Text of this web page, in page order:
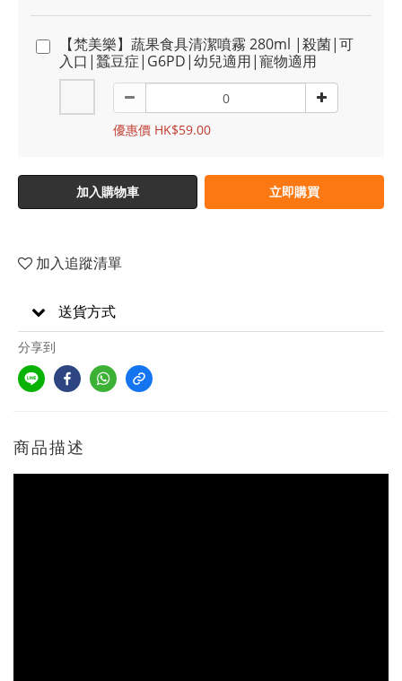
【梵美樂】蔬果食具清潔噴霧 280ml |殺菌|可
入口|蠶豆症|G6PD|幼兒適用|寵物適用
優惠價 HK$59.00
加入購物車 立即購買
加入追蹤清單
送貨方式
分享到
商品描述